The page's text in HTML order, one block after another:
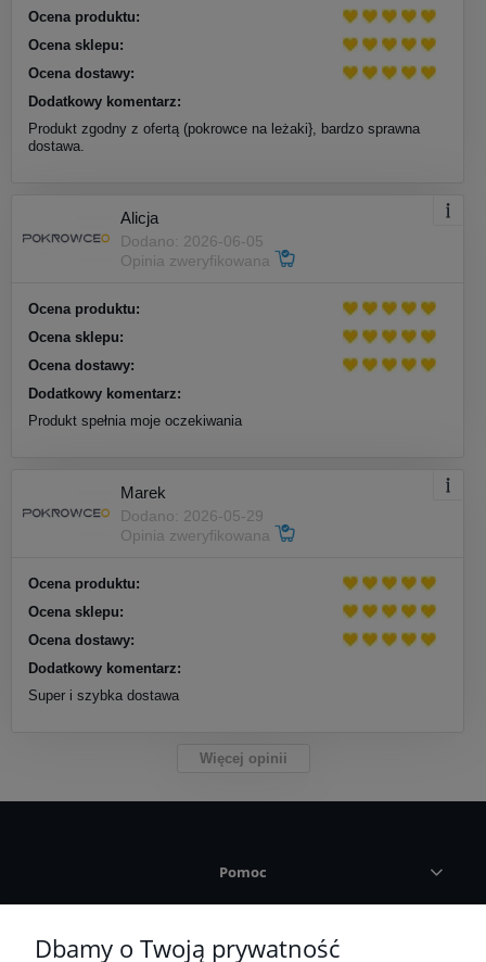
Ocena produktu:
Ocena sklepu:
Ocena dostawy:
Dodatkowy komentarz:
Produkt zgodny z ofertą (pokrowce na leżaki}, bardzo sprawna
dostawa.
Alicja
Dodano: 2026-06-05
Opinia zweryfikowana
Ocena produktu:
Ocena sklepu:
Ocena dostawy:
Dodatkowy komentarz:
Produkt spełnia moje oczekiwania
Marek
Dodano: 2026-05-29
Opinia zweryfikowana
Ocena produktu:
Ocena sklepu:
Ocena dostawy:
Dodatkowy komentarz:
Super i szybka dostawa
Więcej opinii
Pomoc
Płatności i dostawa
Dbamy o Twoją prywatność